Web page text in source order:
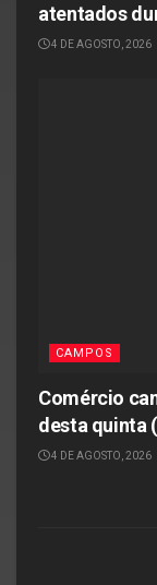
atentados
4 DE AGOSTO, 2026
CAMPOS
Comércio
desta quinta
4 DE AGOSTO, 2026